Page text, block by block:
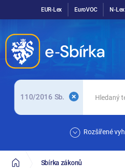
EUR-Lex EuroVOC N-Lex
110/2016 Sb.
Rozšířené
Sbírka zákonů